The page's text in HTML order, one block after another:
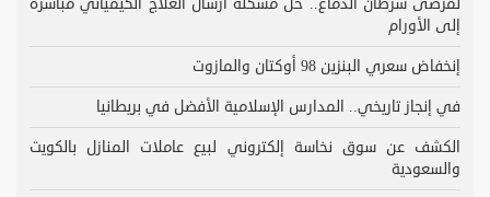
إلى الأورام
إنخفاض سعري البنزين 98 أوكتان والمازوت
في إنجاز تاريخي.. المدارس الإسلامية الأفضل في بريطانيا
الكشف عن سوق نخاسة إلكتروني لبيع عاملات المنازل بالكويت
والسعودية